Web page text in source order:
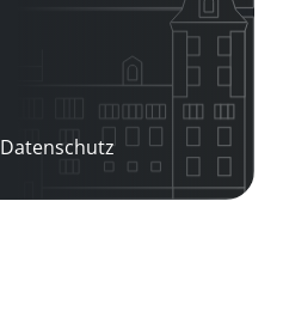
Datenschutz